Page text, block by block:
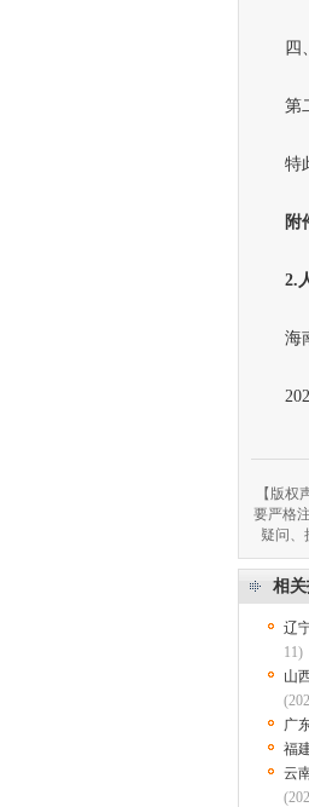
四、
第二
特此
附
2.
海南
2023
【版
要严格
疑问、
相
辽
11)
山
广
福
云